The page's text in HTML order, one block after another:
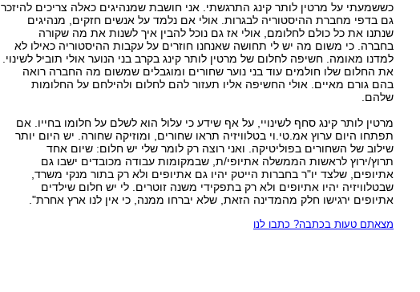
כששמעתי על מרטין לותר קינג התרגשתי. אני חושבת שמנהיגים כאלה צריכים להיזכר
גם בדפי מחברת ההיסטוריה לבגרות. אולי אם נלמד על אנשים חזקים, מנהיגים
שנתנו את כל כולם לחלומם, אולי אז גם נוכל להבין איך לשנות את מה שקורה
בחברה. כי משום מה יש לי תחושה שאנחנו חוזרים על עקבות ההיסטוריה כאילו לא
למדנו מאומה. חשיפה לחלום של מרטין לותר קינג בקרב בני הנוער אולי תוביל לשינוי.
את החלום שלו חולמים עוד בני נוער שחורים ומוגבלים שמשום מה החברה רואה
בהם גורם מאיים. אולי החשיפה אליו תעזור להם לחלום ולהילחם על החלומות
שלהם.
מרטין לותר קינג סחף לשינויי, על אף שידע כי עלול הוא לשלם על חלומו בחייו. אם
תפתחו היום ערוץ אמ.טי.וי בטלוויזיה תראו שחורים, ומוזיקה שחורה. יש היום יותר
שילוב של השחורים בפוליטיקה. ואני רוצה רק לומר שלי יש חלום: שיום אחד
תרוץ/ירוץ לראשות הממשלה אתיופי/ת, שבמקומות עבודה מכובדים ישבו גם
אתיופים, שלצד יו"ר בחברות הייטק יהיו גם אתיופים ולא רק בתור מנקי משרד,
שבטלוויזיה יהיו אתיופים ולא רק בתפקידי משנה זוטרים. לי יש חלום שילדים
אתיופים ירגישו חלק מהמדינה הזאת, שלא יברחו ממנה, כי אין לנו ארץ אחרת".
מצאתם טעות בכתבה? כתבו לנו